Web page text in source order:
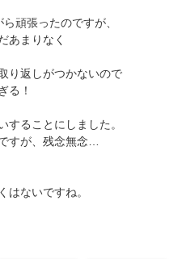
頑張ったのですが、
あまりなく
り返しがつかないので
る！
することにしました。
すが、残念無念…
はないですね。